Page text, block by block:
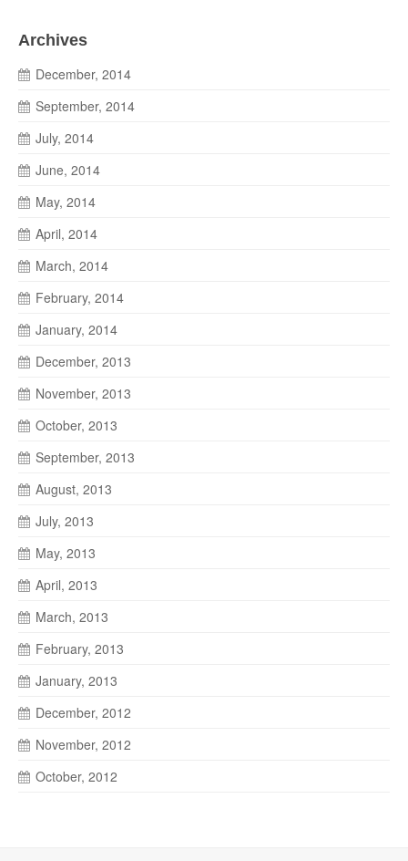
Archives
December, 2014
September, 2014
July, 2014
June, 2014
May, 2014
April, 2014
March, 2014
February, 2014
January, 2014
December, 2013
November, 2013
October, 2013
September, 2013
August, 2013
July, 2013
May, 2013
April, 2013
March, 2013
February, 2013
January, 2013
December, 2012
November, 2012
October, 2012